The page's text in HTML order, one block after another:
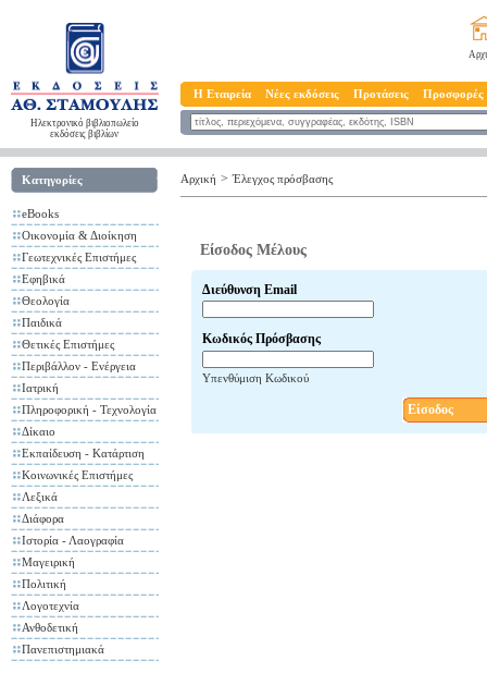
Ηλεκτρονικό βιβλιοπωλείο
εκδόσεις βιβλίων
Η Εταιρεία Νέες εκδόσεις Προτάσεις Προσφορές
Κατηγορίες
eBooks
Οικονομία & Διοίκηση
Γεωτεχνικές Επιστήμες
Εφηβικά
Θεολογία
Παιδικά
Θετικές Επιστήμες
Περιβάλλον - Ενέργεια
Ιατρική
Πληροφορική - Τεχνολογία
Δίκαιο
Εκπαίδευση - Κατάρτιση
Κοινωνικές Επιστήμες
Λεξικά
Διάφορα
Ιστορία - Λαογραφία
Μαγειρική
Πολιτική
Λογοτεχνία
Ανθοδετική
Πανεπιστημιακά
Αρχική > Έλεγχος πρόσβασης
Είσοδος Μέλους
Διεύθυνση Email
Κωδικός Πρόσβασης
Υπενθύμιση Κωδικού
Είσοδος